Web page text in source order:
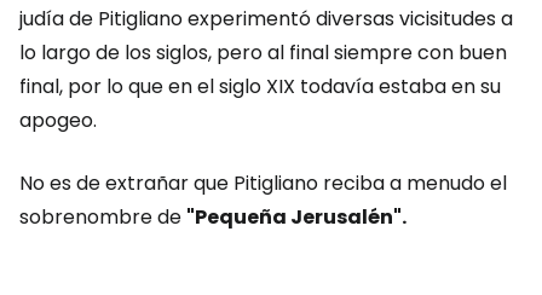
judía de Pitigliano experimentó diversas vicisitudes a
lo largo de los siglos, pero al final siempre con buen
final, por lo que en el siglo XIX todavía estaba en su
apogeo.
No es de extrañar que Pitigliano reciba a menudo el
sobrenombre de "Pequeña Jerusalén".